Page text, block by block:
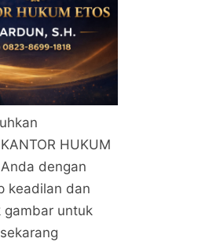
HUKUM
dengan
keadilan dan
gambar untuk